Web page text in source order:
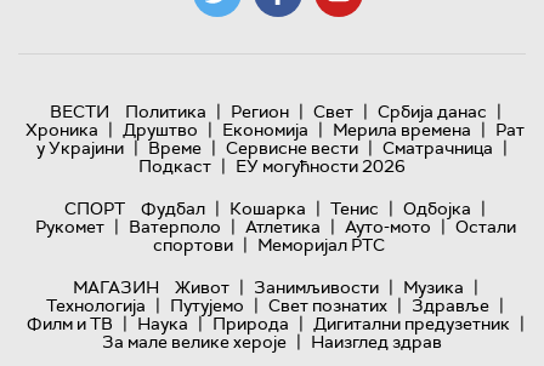
ВЕСТИ Политика | Регион | Свет | Србија данас |
Хроника | Друштво | Економија | Мерила времена | Рат
у Украјини | Време | Сервисне вести | Сматрачница |
Подкаст | ЕУ могућности 2026
СПОРТ
Фудбал | Кошарка | Тенис | Одбојка |
Рукомет | Ватерполо | Атлетика | Ауто-мото | Остали
спортови | Меморијал РТС
МАГАЗИН
Живот | Занимљивости | Музика |
Технологијa | Путујемо | Свет познатих | Здравље |
Филм и ТВ | Наука | Природа | Дигитални предузетник |
За мале велике хероје | Наизглед здрав